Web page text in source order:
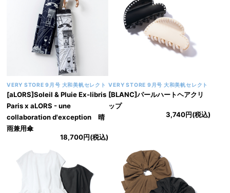
VERY STORE 9月号 大和美帆セレクト
[aLORS]Soleil & Pluie Ex-libris
Paris x aLORS - une
collaboration d'exception 晴
雨兼用傘
18,700円(税込)
VERY STORE 9月号 大和美帆セレクト
[BLANC]パールハートヘアクリ
ップ
3,740円(税込)